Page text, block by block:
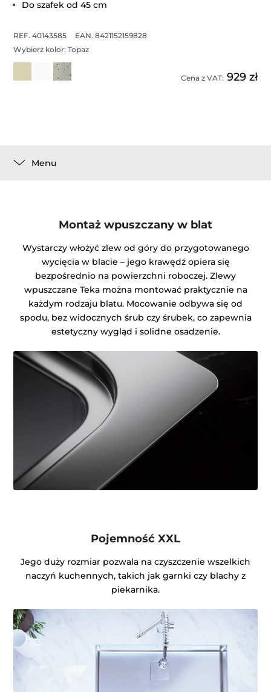
Do szafek od 45 cm
REF. 40143585
EAN. 8421152159828
Wybierz kolor:Topaz
Cena z VAT: 929 zł
Menu
Montaż wpuszczany w blat
Wystarczy włożyć zlew od góry do przygotowanego
wycięcia w blacie – jego krawędź opiera się
bezpośrednio na powierzchni roboczej. Zlewy
wpuszczane Teka można montować praktycznie na
każdym rodzaju blatu. Mocowanie odbywa się od
spodu, bez widocznych śrub czy śrubek, co zapewnia
estetyczny wygląd i solidne osadzenie.
Pojemność XXL
Jego duży rozmiar pozwala na czyszczenie wszelkich
naczyń kuchennych, takich jak garnki czy blachy z
piekarnika.